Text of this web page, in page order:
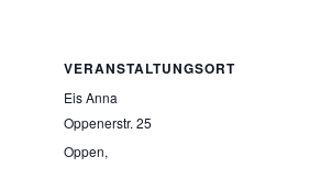
VERANSTALTUNGSORT
Eis Anna
Oppenerstr. 25
Oppen,